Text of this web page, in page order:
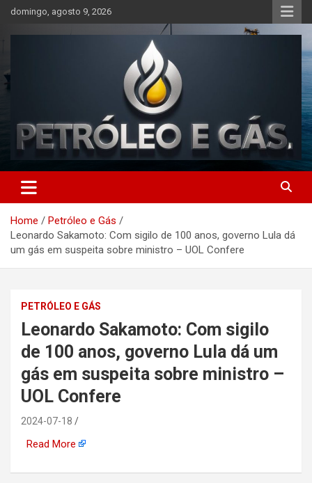
Skip
content
domingo, agosto 9, 2026
Petróleo e Gás | Últimas
notícias relacionadas a
petróleo, gás, vagas de
emprego, energia, setor
tecnologia, indústria
automotiva, mineração,
indústria naval, etc
Home
Petróleo e Gás
Leonardo Sakamoto: Com sigilo de 100 anos, governo Lula dá
um gás em suspeita sobre ministro – UOL Confere
PETRÓLEO E GÁS
Leonardo Sakamoto: Com sigilo
de 100 anos, governo Lula dá um
gás em suspeita sobre ministro –
UOL Confere
2024-07-18
Read More